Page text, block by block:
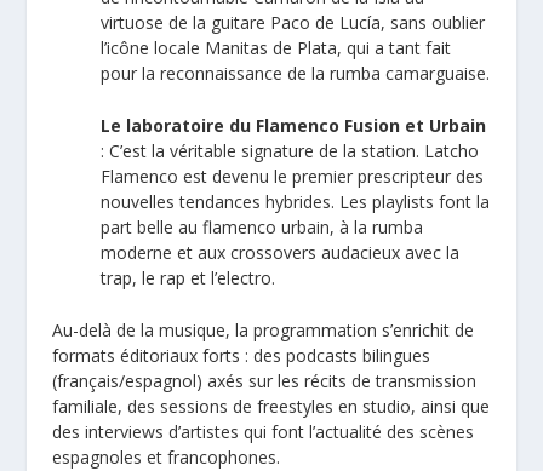
virtuose de la guitare Paco de Lucía, sans oublier
l’icône locale Manitas de Plata, qui a tant fait
pour la reconnaissance de la rumba camarguaise.
Le laboratoire du Flamenco Fusion et Urbain
: C’est la véritable signature de la station. Latcho
Flamenco est devenu le premier prescripteur des
nouvelles tendances hybrides. Les playlists font la
part belle au flamenco urbain, à la rumba
moderne et aux crossovers audacieux avec la
trap, le rap et l’electro.
Au-delà de la musique, la programmation s’enrichit de
formats éditoriaux forts : des podcasts bilingues
(français/espagnol) axés sur les récits de transmission
familiale, des sessions de freestyles en studio, ainsi que
des interviews d’artistes qui font l’actualité des scènes
espagnoles et francophones.